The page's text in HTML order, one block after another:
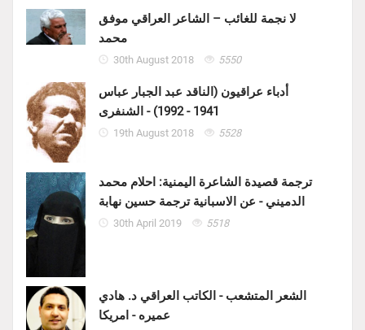
لا نجمة للغائب – الشاعر العراقي موفق
محمد
30th August 2018 5550
أدباء عراقيون (الناقد عبد الجبار عباس
1941 - 1992) - الشنفرى
19th August 2018 5528
ترجمة قصيدة الشاعرة اليمنية: احلام محمد
الدميني - عن الاسبانية ترجمة حسين نهابة
30th April 2019 5518
الشعر المتشعب - الكاتب العراقي د. هادي
عميره - امريكا